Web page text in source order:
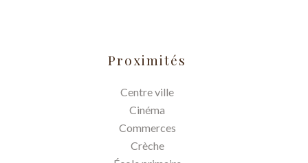
Proximités
Centre ville
Cinéma
Commerces
Crèche